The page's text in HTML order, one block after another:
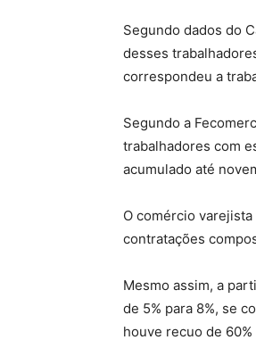
Segundo dados do
desses
correspondeu a
Segundo a
trabalhadores com
acumulado até
O comércio
contratações
Mesmo assim, a
de 5% para 8%, se
houve recuo de 60%